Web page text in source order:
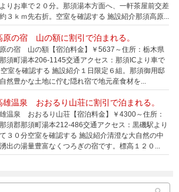
りお車で２０分。那須湯本方面へ、一軒茶屋前交差
３ｋｍ先右折。空室を確認する 施設紹介那須高原...
原の宿 山の額に割引で泊まれる。
の宿 山の額【宿泊料金】￥5637～住所：栃木県
須町湯本206-1145交通アクセス：那須ICより車で
室を確認する 施設紹介１日限定６組。那須御用邸
然豊かな土地に佇む隠れ宿で地元産食材を...
雄温泉 おおるり山荘に割引で泊まれる。
温泉 おおるり山荘【宿泊料金】￥4300～住所：
須郡那須町湯本212-486交通アクセス：黒磯駅より
３０分空室を確認する 施設紹介清澄な大自然の中
出の湯量豊富なくつろぎの宿です。標高１２０...